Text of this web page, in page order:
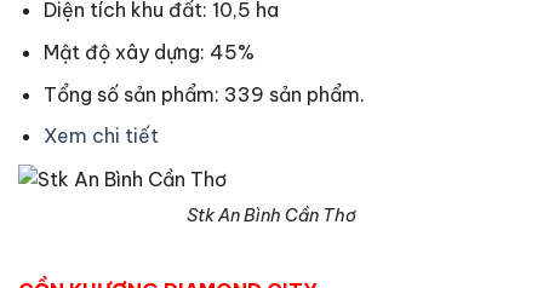
Diện tích khu đất: 10,5 ha
Mật độ xây dựng: 45%
Tổng số sản phẩm: 339 sản phẩm.
Xem chi tiết
Stk An Bình Cần Thơ